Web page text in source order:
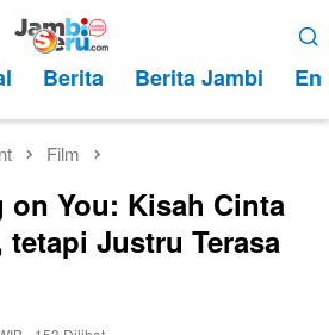
Berita Berita Jambi
Film
on You: Kisah Cinta
Justru Terasa